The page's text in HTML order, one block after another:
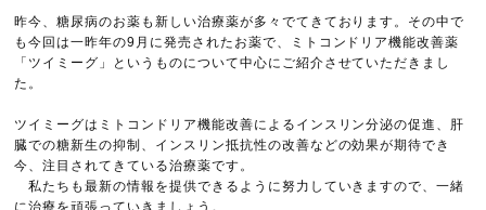
昨今、糖尿病のお薬も新しい治療薬が多々でてきております。その中で
も今回は一昨年の9月に発売されたお薬で、ミトコンドリア機能改善薬
「ツイミーグ」というものについて中心にご紹介させていただきまし
た。
ツイミーグはミトコンドリア機能改善によるインスリン分泌の促進、肝
臓での糖新生の抑制、インスリン抵抗性の改善などの効果が期待でき
今、注目されてきている治療薬です。
私たちも最新の情報を提供できるように努力していきますので、一緒
に治療を頑張っていきましょう。